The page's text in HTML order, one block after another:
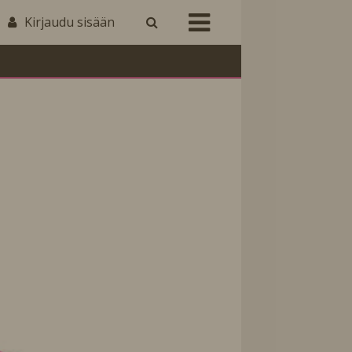
Kirjaudu sisään